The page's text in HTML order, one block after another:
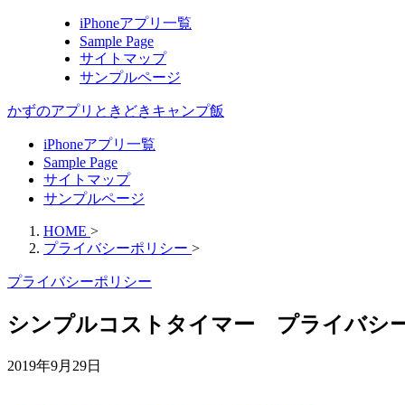
iPhoneアプリ一覧
Sample Page
サイトマップ
サンプルページ
かずのアプリときどきキャンプ飯
iPhoneアプリ一覧
Sample Page
サイトマップ
サンプルページ
HOME >
プライバシーポリシー >
プライバシーポリシー
シンプルコストタイマー プライバシ
2019年9月29日